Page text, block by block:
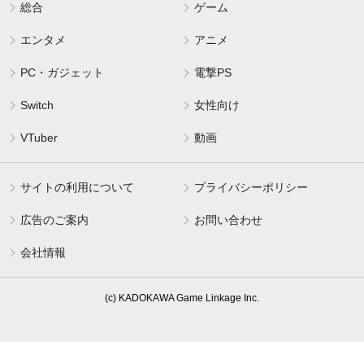
総合 ゲーム
エンタメ アニメ
PC・ガジェット 電撃PS
Switch 女性向け
VTuber 動画
サイトの利用について プライバシーポリシー
広告のご案内 お問い合わせ
会社情報
(c) KADOKAWA Game Linkage Inc.